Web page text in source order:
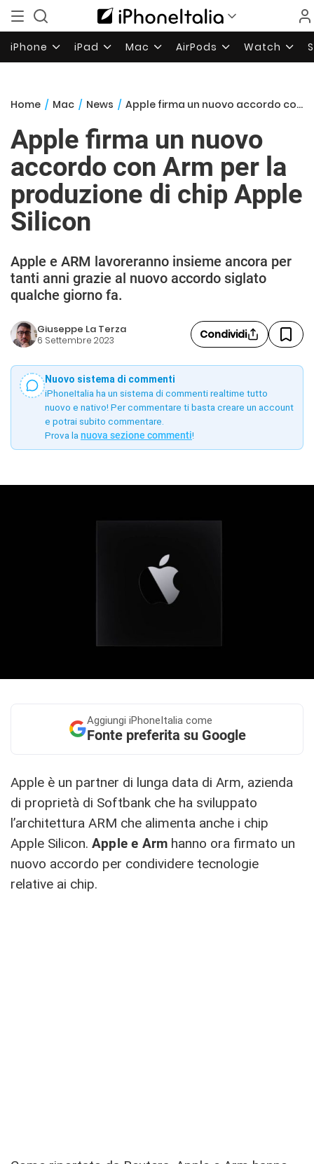
iPhone iPad Mac AirPods Watch
Home / Mac / News / Apple firma un nuovo accordo con Arm per la produzione di chip Apple Silicon
Apple firma un nuovo
accordo con Arm per la
produzione di chip Apple
Silicon
Apple e ARM lavoreranno insieme ancora per
tanti anni grazie al nuovo accordo siglato
qualche giorno fa.
Giuseppe La Terza
6 Settembre 2023 Condividi
Nuovo sistema di commenti
iPhoneItalia ha un sistema di commenti realtime tutto
nuovo e nativo! Per commentare ti basta creare un account
e potrai subito commentare.
Prova la nuova sezione commenti!
Aggiungi iPhoneItalia come
Fonte preferita su Google
Apple è un partner di lunga data di Arm, azienda
di proprietà di Softbank che ha sviluppato
l’architettura ARM che alimenta anche i chip
Apple Silicon. Apple e Arm hanno ora firmato un
nuovo accordo per condividere tecnologie
relative ai chip.